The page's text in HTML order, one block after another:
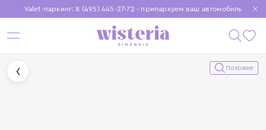
Valet-паркинг: 8 (495) 445-27-72 - припаркуем ваш автомобиль
Бесплатная доставка при заказе от 15 000 ₽
Установите приложение, чтобы покупки были еще удобнее
Похожие